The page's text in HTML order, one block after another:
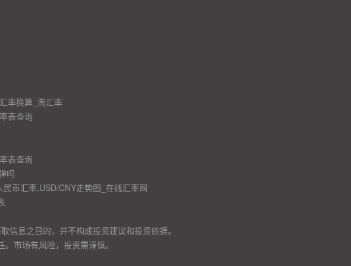
率换算_淘汇率
表查询
表查询
吗
币汇率,USD/CNY走势图_在线汇率网
信息之目的，并不构成投资建议和投资依据。
市场有风险，投资需谨慎。